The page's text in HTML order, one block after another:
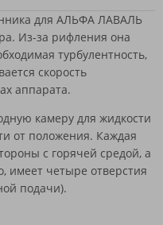
для АЛЬФА ЛАВАЛЬ
Из-за рифления она
турбулентность,
скорость
аппарата.
камеру для жидкости
от положения. Каждая
с горячей средой, а
имеет четыре отверстия
подачи).